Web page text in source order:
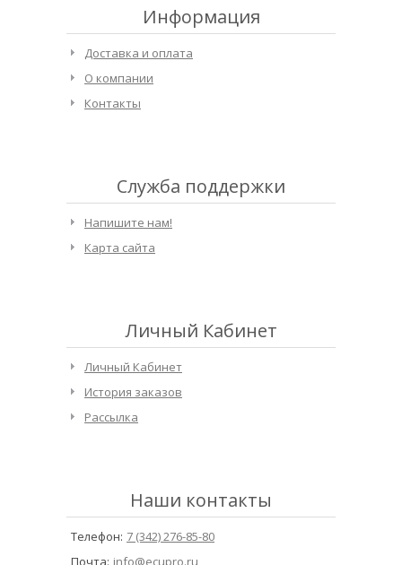
Информация
Доставка и оплата
О компании
Контакты
Служба поддержки
Напишите нам!
Карта сайта
Личный Кабинет
Личный Кабинет
История заказов
Рассылка
Наши контакты
Телефон: 7 (342) 276-85-80